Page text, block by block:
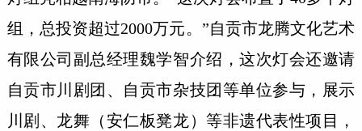
组，总投资超过2000万元。”自贡市龙腾文化艺术
有限公司副总经理魏学智介绍，这次灯会还邀请
自贡市川剧团、自贡市杂技团等单位参与，展示
川剧、龙舞（安仁板凳龙）等非遗代表性项目，